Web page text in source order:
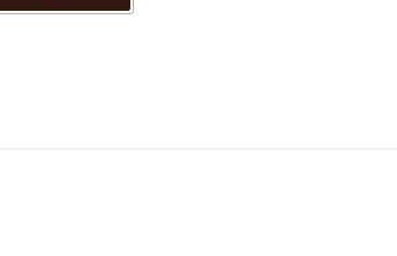
Recherche